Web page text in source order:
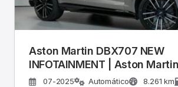
Aston Martin DBX707 NEW
INFOTAINMENT | Aston
07-2025 Automático 8.261 km